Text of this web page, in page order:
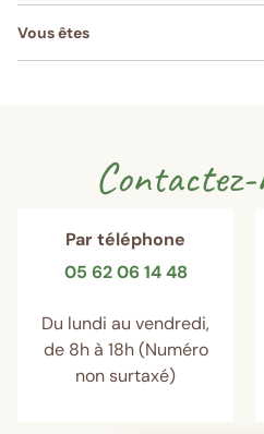
Vous êtes
Par téléphone
05 62 06 14 48
Du lundi au vendredi,
de 8h à 18h (Numéro
non surtaxé)